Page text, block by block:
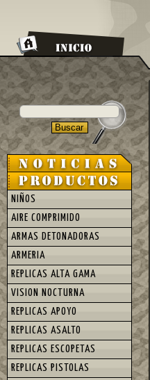
NIÑOS
AIRE COMPRIMIDO
ARMAS DETONADORAS
ARMERIA
REPLICAS ALTA GAMA
VISION NOCTURNA
REPLICAS APOYO
REPLICAS ASALTO
REPLICAS ESCOPETAS
REPLICAS PISTOLAS